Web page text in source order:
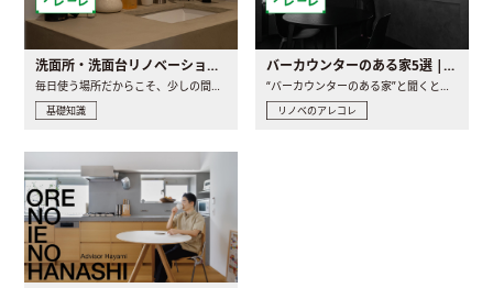
洗面所・洗面台リノベーションの事例と間取りアイデア
毎日使う場所だからこそ、少しの間取りの工夫や素材の選び方で..
基礎知識
バーカウンターのある家5選 | 日常に馴染む“距離の近い”キッチンとは
“バーカウンターのある家”と聞くと、少し特別な、大人のための..
リノベのアレコレ